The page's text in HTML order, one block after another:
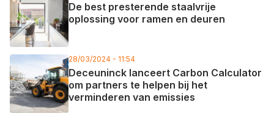
De best presterende staalvrije
oplossing voor ramen en deuren
28/03/2024 - 11:54
Deceuninck lanceert Carbon Calculator
om partners te helpen bij het
verminderen van emissies